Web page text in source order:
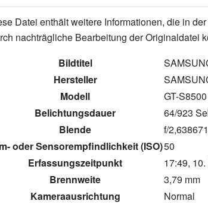
Datei enthält weitere Informationen, die in
nachträgliche Bearbeitung der Originaldatei
Bildtitel
Hersteller
Modell
GT-S8500
Belichtungsdauer
64/923
Blende
f/
oder Sensorempfindlichkeit (ISO)50
Erfassungszeitpunkt
17:49,
Brennweite
3,79 mm
Kameraausrichtung
Normal